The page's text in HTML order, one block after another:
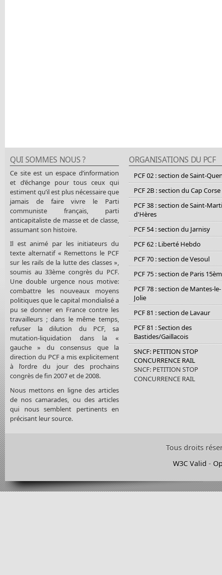
QUI SOMMES NOUS ?
Ce site est un espace d’information
et d’échange pour tous ceux qui
estiment qu’il est plus nécessaire que
jamais de faire vivre le Parti
communiste français, parti
anticapitaliste de masse et de classe,
assumant son histoire.
Il est animé par les initiateurs du
texte alternatif « Remettons le PCF
sur les rails de la lutte des classes »,
soumis au 33ème congrès du PCF.
Une double urgence nous motive:
combattre les nouveaux moyens
politiques que le capital mondialisé a
pu se donner en France contre les
travailleurs ; dans le même temps,
refuser la dilution du PCF, sa
mutation-liquidation dans la «
gauche » du consensus que la
direction du PCF a mis explicitement
à l’ordre du jour des prochains
congrès de fin 2007 et de 2008.
Nous mettons en ligne des articles
de nos camarades, ou des articles
qui nous semblent pertinents en
précisant leur source.
ORGANISATIONS DU PCF
PCF 02 : section de Saint-
PCF 2B : section du Cap Corse
PCF 38 : section de Saint-
d'Hères
PCF 54 : section du Jarnisy
PCF 62 : Liberté Hebdo
PCF 70 : section de Vesoul
PCF 75 : section de Paris
PCF 78 : section de Mantes-le-
Jolie
PCF 81 : section de Lavaur
PCF 81 : Section des
Bastides/Gaillacois
SNCF: PETITION STOP
CONCURRENCE RAIL
SNCF: PETITION STOP
CONCURRENCE RAIL
Tous droits
W3C Valid -